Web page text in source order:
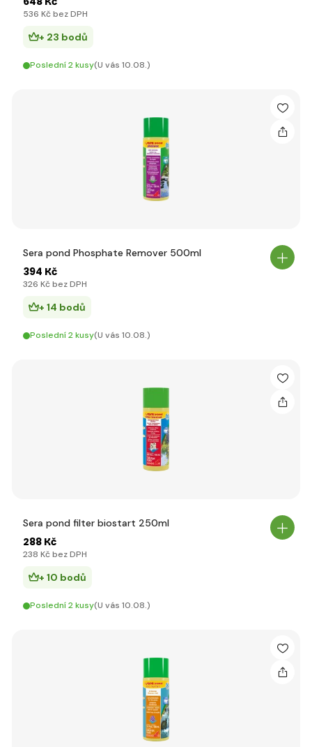
536 Kč bez DPH
+ 23 bodů
Poslední 2 kusy(U vás 10.08.)
Sera pond Phosphate Remover 500ml
394 Kč
326 Kč bez DPH
+ 14 bodů
Poslední 2 kusy(U vás 10.08.)
Sera pond filter biostart 250ml
288 Kč
238 Kč bez DPH
+ 10 bodů
Poslední 2 kusy(U vás 10.08.)